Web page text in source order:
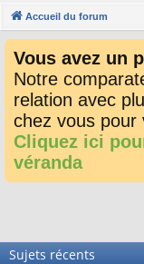
co
ci
u
s
Accueil du forum
Vous avez un
Notre
relation avec
chez vous pour
Cliquez ici
véranda
Sujets récents